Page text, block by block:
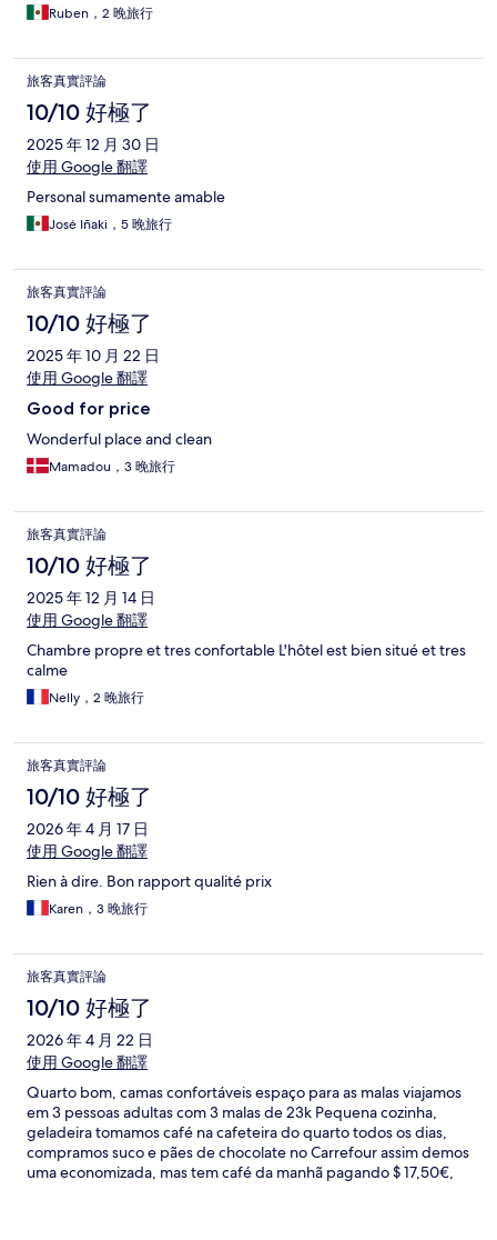
Ruben，2 晚旅行
旅客真實評論
10/10 好極了
2025 年 12 月 30 日
使用 Google 翻譯
Personal sumamente amable
José Iñaki，5 晚旅行
旅客真實評論
10/10 好極了
2025 年 10 月 22 日
使用 Google 翻譯
Good for price
Wonderful place and clean
Mamadou，3 晚旅行
旅客真實評論
10/10 好極了
2025 年 12 月 14 日
使用 Google 翻譯
Chambre propre et tres confortable L'hôtel est bien situé et tres
calme
Nelly，2 晚旅行
旅客真實評論
10/10 好極了
2026 年 4 月 17 日
使用 Google 翻譯
Rien à dire. Bon rapport qualité prix
Karen，3 晚旅行
旅客真實評論
10/10 好極了
2026 年 4 月 22 日
使用 Google 翻譯
Quarto bom, camas confortáveis espaço para as malas viajamos
em 3 pessoas adultas com 3 malas de 23k Pequena cozinha,
geladeira tomamos café na cafeteira do quarto todos os dias,
compramos suco e pães de chocolate no Carrefour assim demos
uma economizada, mas tem café da manhã pagando $ 17,50€,